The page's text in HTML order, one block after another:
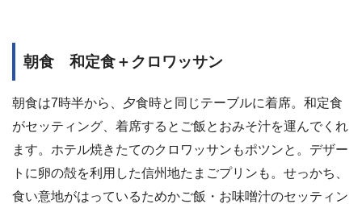
朝食 和定食＋クロワッサン
朝食は7時半から、夕食時と同じテーブルに着席。和定食
がセッティング、着席するとご飯とおみそ汁を運んでくれ
ます。ホテル焼きたてのクロワッサンもポツンと。デザー
トに卵の殻を利用した信州地たまごプリンも。せっかち、
食い意地がはっているためかご飯・お味噌汁のセッティン